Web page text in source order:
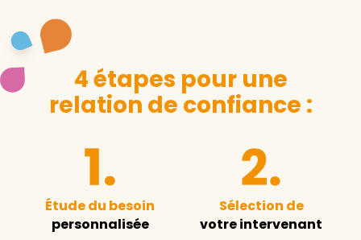
4 étapes pour une
relation de confiance :
Étude du besoin
personnalisée
Sélection de
votre intervenant